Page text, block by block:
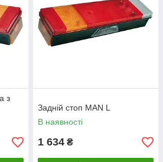
з
Задній стоп MAN L
В наявності
1 634 ₴